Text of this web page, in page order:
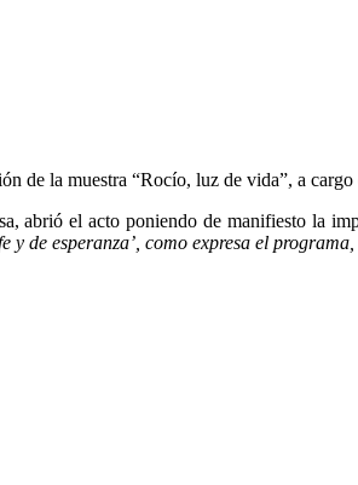
de la muestra “Rocío, luz de vida”, a
abrió el acto poniendo de manifiesto la
y de esperanza’, como expresa el